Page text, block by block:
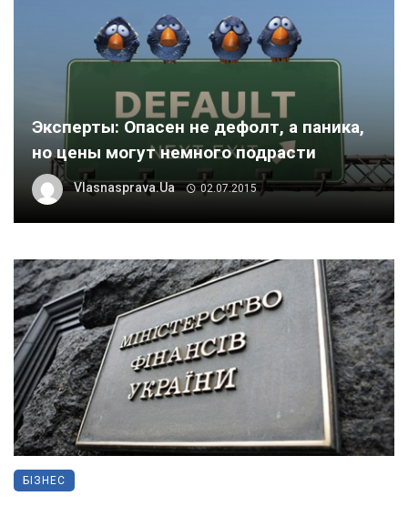
Эксперты: Опасен не дефолт, а паника,
но цены могут немного подрасти
Vlasnasprava.ua 02.07.2015
БІЗНЕС